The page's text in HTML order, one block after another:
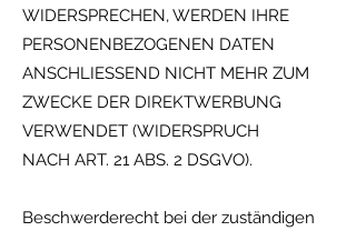
WIDERSPRECHEN, WERDEN IHRE
PERSONENBEZOGENEN DATEN
ANSCHLIESSEND NICHT MEHR ZUM
ZWECKE DER DIREKTWERBUNG
VERWENDET (WIDERSPRUCH
NACH ART. 21 ABS. 2 DSGVO).
Beschwerderecht bei der zuständigen